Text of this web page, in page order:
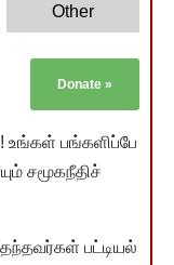
Other
Donate »
பங்களிப்பே
சமூகநீதிச்
பட்டியல்